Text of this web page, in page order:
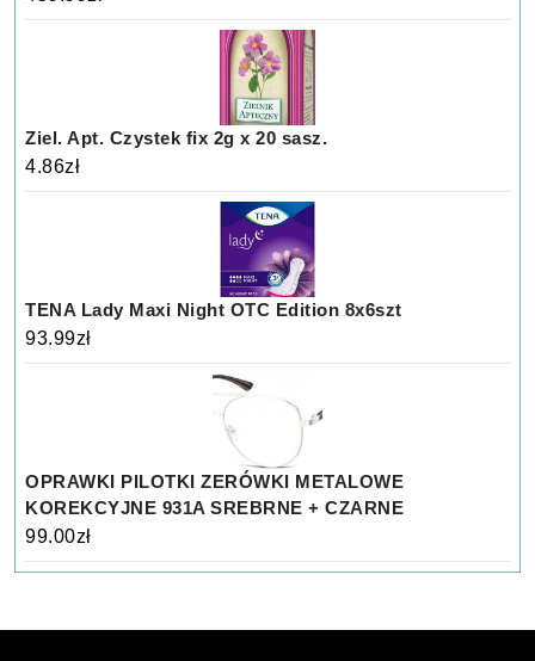
Ziel. Apt. Czystek fix 2g x 20 sasz.
4.86zł
TENA Lady Maxi Night OTC Edition 8x6szt
93.99zł
OPRAWKI PILOTKI ZERÓWKI METALOWE
KOREKCYJNE 931A SREBRNE + CZARNE
99.00zł